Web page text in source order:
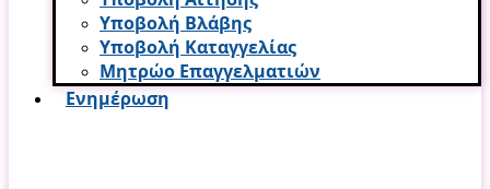
Υποβολή Βλάβης
Υποβολή Καταγγελίας
Μητρώο Επαγγελματιών
Ενημέρωση